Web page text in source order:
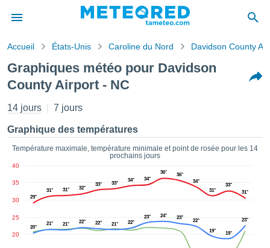
de
a
des
les
Accueil États-Unis Caroline du Nord Davidson County
Graphiques météo pour Davidson
County Airport - NC
14 jours 7 jours
Graphique des températures
Température maximale, température minimale et point de rosée pour les 14
prochains jours
20
25
30
35
40
29°
31° 31° 32°
33° 33°
34° 34°
36°
36°
34°
31°
33°
31°
20°
21° 21° 22° 22° 21° 22°
23° 24° 23°
22°
19°
19°
23°